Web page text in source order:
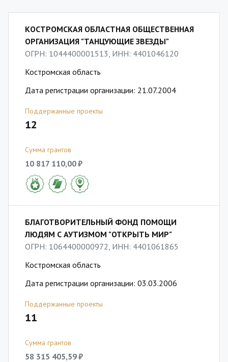
КОСТРОМСКАЯ ОБЛАСТНАЯ ОБЩЕСТВЕННАЯ
ОРГАНИЗАЦИЯ "ТАНЦУЮЩИЕ ЗВЕЗДЫ"
ОГРН: 1044400001513, ИНН: 4401046120
Костромская область
Дата регистрации организации: 21.07.2004
Поддержанные проекты
12
Сумма грантов
10 817 110,00 ₽
БЛАГОТВОРИТЕЛЬНЫЙ ФОНД ПОМОЩИ
ЛЮДЯМ С АУТИЗМОМ "ОТКРЫТЬ МИР"
ОГРН: 1064400000972, ИНН: 4401061865
Костромская область
Дата регистрации организации: 03.03.2006
Поддержанные проекты
11
Сумма грантов
58 315 405,59 ₽